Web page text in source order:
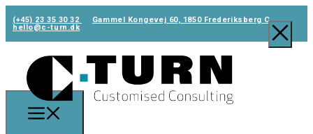
(+45) 23 35 30 32
Gammel Kongevej 60, 1850 Frederiksberg C
hello@c-turn.dk